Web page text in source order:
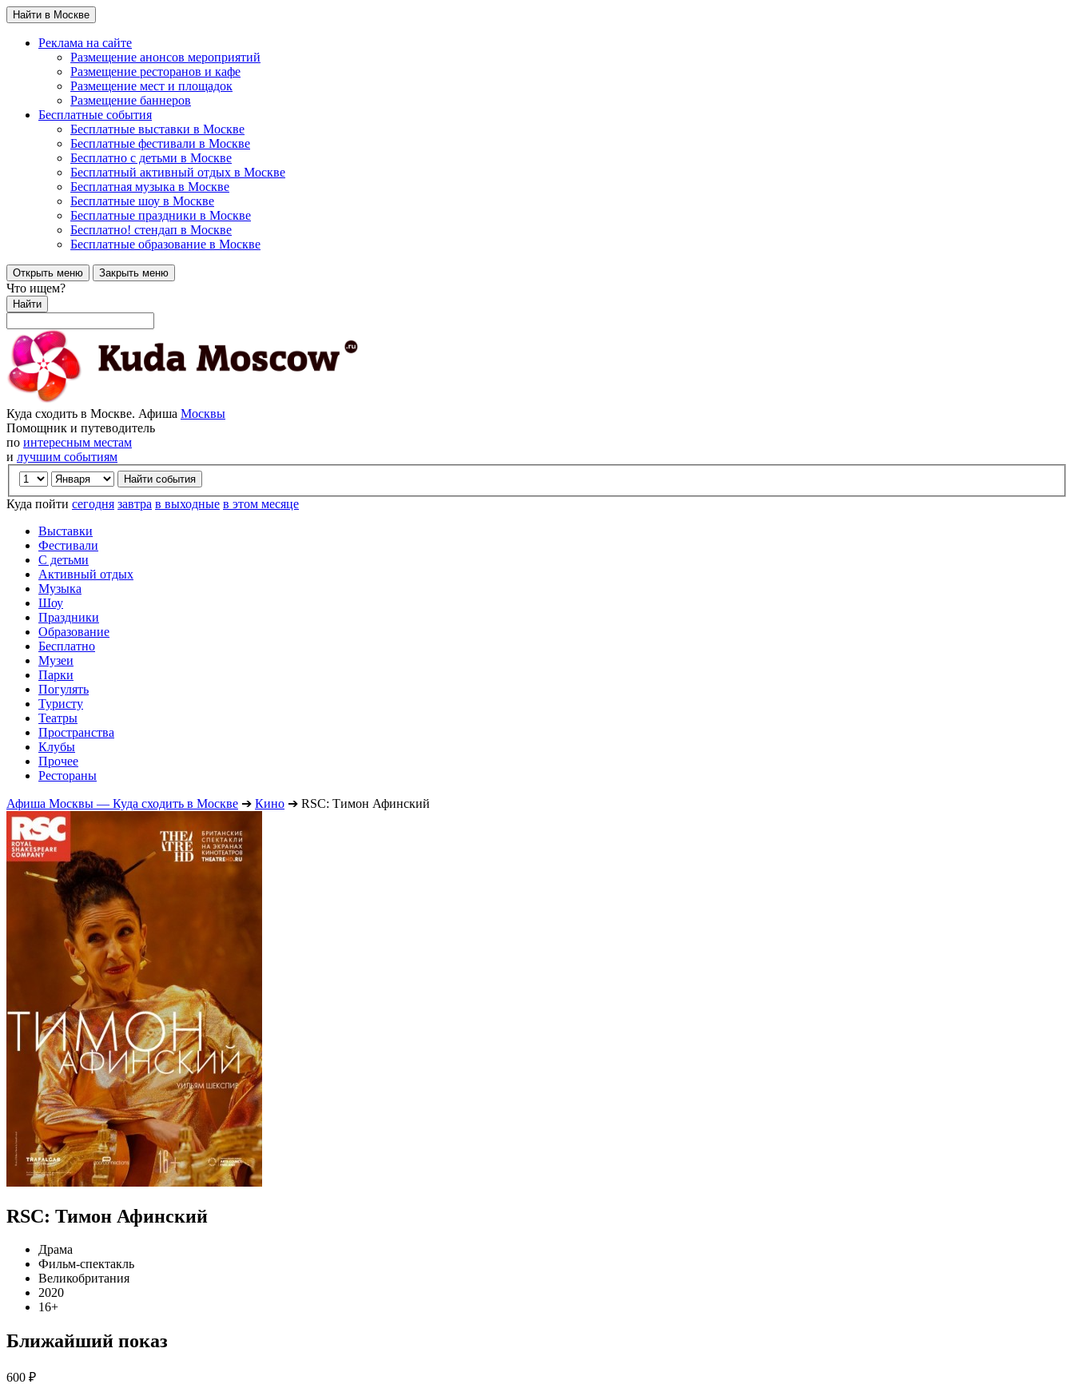
Найти в Москве
Реклама на сайте
Размещение анонсов мероприятий
Размещение ресторанов и кафе
Размещение мест и площадок
Размещение баннеров
Бесплатные события
Бесплатные выставки в Москве
Бесплатные фестивали в Москве
Бесплатно с детьми в Москве
Бесплатный активный отдых в Москве
Бесплатная музыка в Москве
Бесплатные шоу в Москве
Бесплатные праздники в Москве
Бесплатно! стендап в Москве
Бесплатные образование в Москве
Открыть меню Закрыть меню
Что ищем?
Найти
Куда сходить в Москве. Афиша Москвы
Помощник и путеводитель
по интересным местам
и лучшим событиям
Куда пойти сегодня завтра в выходные в этом месяце
Выставки
Фестивали
С детьми
Активный отдых
Музыка
Шоу
Праздники
Образование
Бесплатно
Музеи
Парки
Погулять
Туристу
Театры
Пространства
Клубы
Прочее
Рестораны
Афиша Москвы — Куда сходить в Москве ➔ Кино ➔ RSC: Тимон Афинский
RSC: Тимон Афинский
Драма
Фильм-спектакль
Великобритания
2020
16+
Ближайший показ
600 ₽